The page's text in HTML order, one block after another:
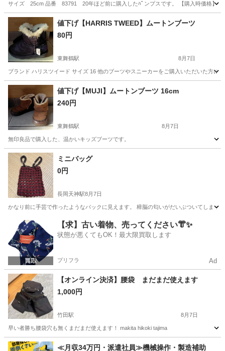
サイズ 25cm 品番 83791 20年ほど前に購入したﾊﾟンプスです。 【購入時価格】
京都 京都市 上桂駅
値下げ【HARRIS TWEED】ムートンブーツ
80円
東舞鶴駅 8月7日
ブランド ハリスツイード サイズ 16 他のブーツやスニーカーをご購入いただいた方に
京都 舞鶴市 東舞鶴駅 靴 ハリスツイード
値下げ【MUJI】ムートンブーツ 16cm
240円
東舞鶴駅 8月7日
無印良品で購入した、温かいキッズブーツです。
京都 舞鶴市 東舞鶴駅
ミニバッグ
0円
長岡天神駅8月7日
かなり前に手芸で作ったようなバックに見えます。 樟脳の匂いがだいぶついてしま
京都 長岡京市 長岡天神駅 バッグ ペットボトル
【求】古い着物、売ってください👘✨
状態が悪くてもOK！最大限買取します
プリフラ Ad
【オンライン決済】腰袋 まだまだ使えます
1,000円
竹田駅 8月7日
早い者勝ち腰袋穴も無くまだまだ使えます！ makita hikoki tajima
京都 京都市 竹田駅 靴 hikoki
≪月収34万円・派遣社員≫機械操作・製造補助